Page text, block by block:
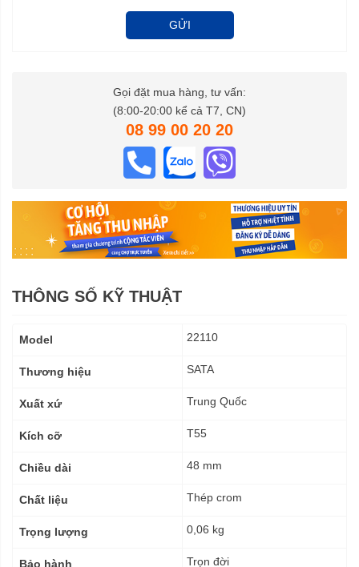
GỬI
Gọi đặt mua hàng, tư vấn:
(8:00-20:00 kể cả T7, CN)
08 99 00 20 20
THÔNG SỐ KỸ THUẬT
kỹ
Model 22110
Thương hiệu SATA
Xuất xứ Trung Quốc
Kích cỡ T55
Chiều dài 48 mm
Chất liệu Thép crom
Trọng lượng 0,06 kg
Bảo hành Trọn đời